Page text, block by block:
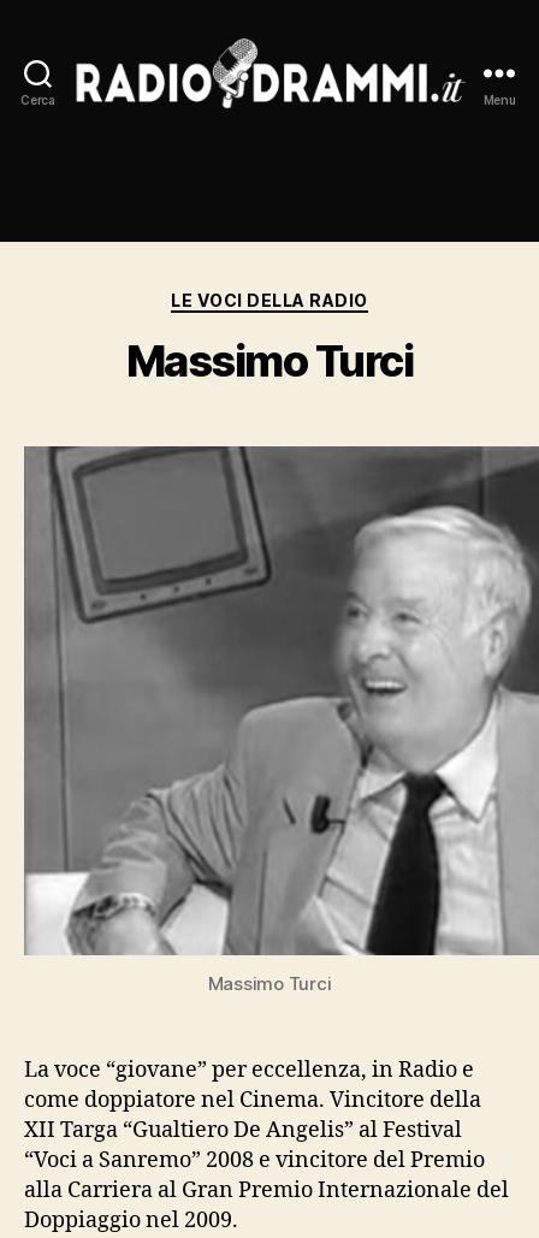
Cerca Menu
Categorie
LE VOCI DELLA RADIO
Massimo Turci
Massimo Turci
La voce “giovane” per eccellenza, in Radio e
come doppiatore nel Cinema. Vincitore della
XII Targa “Gualtiero De Angelis” al Festival
“Voci a Sanremo” 2008 e vincitore del Premio
alla Carriera al Gran Premio Internazionale del
Doppiaggio nel 2009.